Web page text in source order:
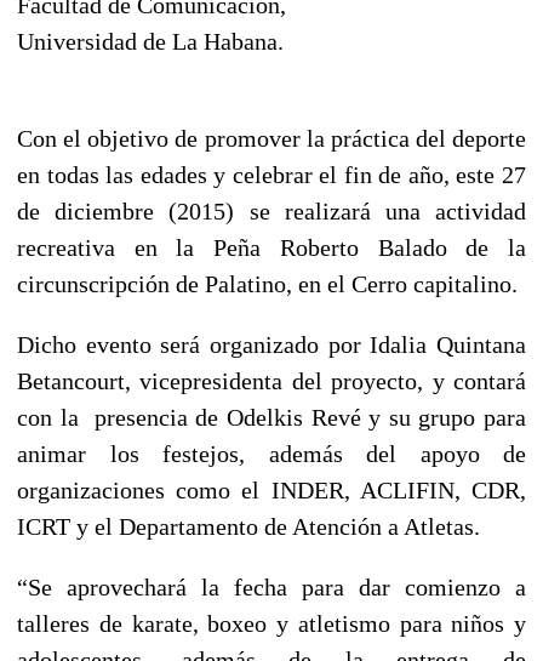
Universidad de La Habana.
Con el objetivo de promover la práctica del deporte
en todas las edades y celebrar el fin de año, este 27
de diciembre (2015) se realizará una actividad
recreativa en la Peña Roberto Balado de la
circunscripción de Palatino, en el Cerro capitalino.
Dicho evento será organizado por Idalia Quintana
Betancourt, vicepresidenta del proyecto, y contará
con la presencia de Odelkis Revé y su grupo para
animar los festejos, además del apoyo de
organizaciones como el INDER, ACLIFIN, CDR,
ICRT y el Departamento de Atención a Atletas.
“Se aprovechará la fecha para dar comienzo a
talleres de karate, boxeo y atletismo para niños y